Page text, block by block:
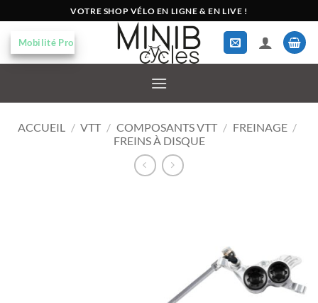
au
contenu
VOTRE SHOP VÉLO EN LIGNE & EN LIVE !
Mobilité Pro
ACCUEIL / VTT / COMPOSANTS VTT / FREINAGE /
FREINS À DISQUE